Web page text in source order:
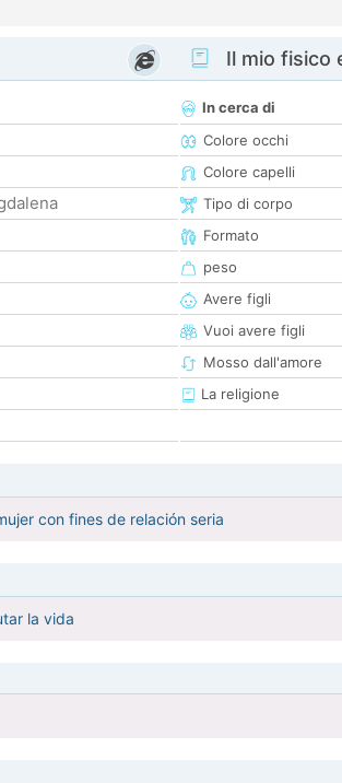
Il mio fisico
In cerca di
Colore occhi
Colore capelli
Tipo di corpo
Formato
peso
Avere figli
Vuoi avere figli
Mosso dall'amore
La religione
con fines de relación seria
la vida